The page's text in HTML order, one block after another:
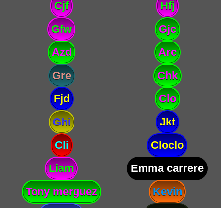
Cjf
Hfj
Gfw
Gjc
Azd
Arc
Gre
Chk
Fjd
Clo
Ghi
Jkt
Cli
Cloclo
Liam
Emma carrere
Tony merguez
Kevin